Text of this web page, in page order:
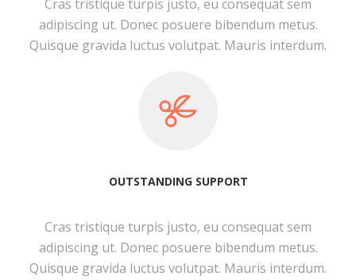
Cras tristique turpis justo, eu consequat sem
adipiscing ut. Donec posuere bibendum metus.
Quisque gravida luctus volutpat. Mauris interdum.
OUTSTANDING SUPPORT
Cras tristique turpis justo, eu consequat sem
adipiscing ut. Donec posuere bibendum metus.
Quisque gravida luctus volutpat. Mauris interdum.